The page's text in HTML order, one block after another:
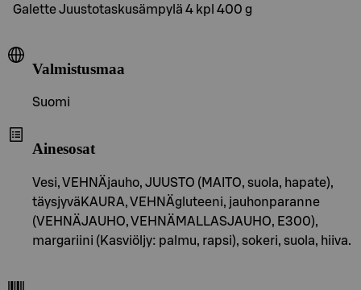
Galette Juustotaskusämpylä 4 kpl 400 g
Valmistusmaa
Suomi
Ainesosat
Vesi, VEHNÄjauho, JUUSTO (MAITO, suola, hapate),
täysjyväKAURA, VEHNÄgluteeni, jauhonparanne
(VEHNÄJAUHO, VEHNÄMALLASJAUHO, E300),
margariini (Kasviöljy: palmu, rapsi), sokeri, suola, hiiva.